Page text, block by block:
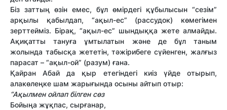
Біз заттың өзін емес, бұл өмірдегі құбылысын “сезім”
арқылы қабылдап, “ақыл-ес” (рассудок) көмегімен
зерттейміз. Бірақ, “ақыл-ес” шындыққа жете алмайды.
Ақиқатты тануға ұмтылатын және де бұл таным
жолында табысқа жететін, тәжірибеге сүйенген, жалғыз
парасат – “ақыл-ой” (разум) ғана.
Қайран Абай да қыр етегіндегі киіз үйде отырып,
алакөлеңке шам жарығында осыны айтып отыр:
“Ақылмен ойлап білген сөз
Бойыңа жұқпас, сырғанар,